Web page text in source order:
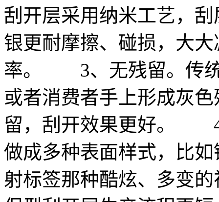
刮开层采用纳米工艺，
银更耐摩擦、碰损，大
率。 3、无残留。传统
或者消费者手上形成灰
留，刮开效果更好。 4
做成多种表面样式，比
射标签那种酷炫、多变